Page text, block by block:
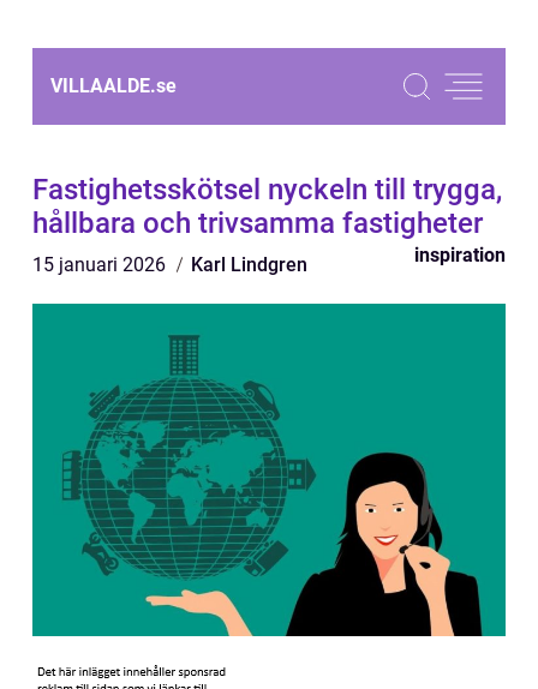
VILLAALDE.se
Fastighetsskötsel nyckeln till trygga,
hållbara och trivsamma fastigheter
15 januari 2026 Karl Lindgren inspiration